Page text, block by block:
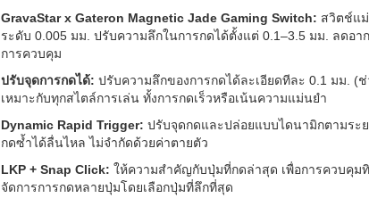
GravaStar x Gateron Magnetic Jade Gaming Switch: สวิตช์แ
ระดับ 0.005 มม. ปรับความลึกในการกดได้ตั้งแต่ 0.1–3.5 มม. ลดอา
การควบคุม
ปรับจุดการกดได้: ปรับความลึกของการกดได้ละเอียดทีละ 0.1 มม. (ช่
เหมาะกับทุกสไตล์การเล่น ทั้งการกดเร็วหรือเน้นความแม่นยำ
Dynamic Rapid Trigger: ปรับจุดกดและปล่อยแบบไดนามิกตามระ
กดซ้ำได้ลื่นไหล ไม่จำกัดด้วยค่าตายตัว
LKP + Snap Click: ให้ความสำคัญกับปุ่มที่กดล่าสุด เพื่อการควบคุม
จัดการการกดหลายปุ่มโดยเลือกปุ่มที่ลึกที่สุด